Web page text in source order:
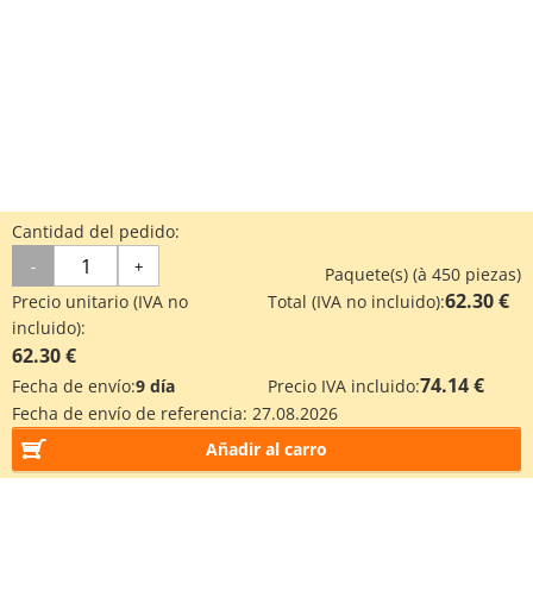
Cantidad del pedido:
- +
Paquete(s) (à 450 piezas)
Precio unitario (IVA no
incluido):
62.30 €
Total (IVA no incluido):62.30 €
Fecha de envío:9 día Precio IVA incluido:74.14 €
Fecha de envío de referencia: 27.08.2026
Añadir al carro